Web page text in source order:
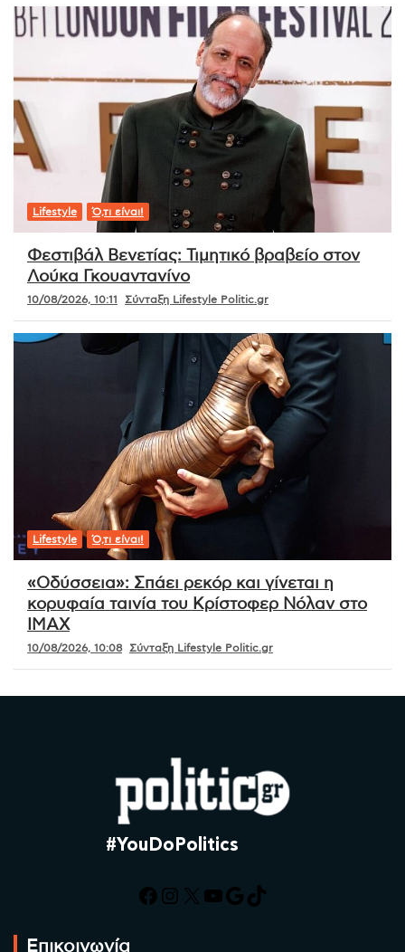
Lifestyle Ό,τι είναι!
Φεστιβάλ Βενετίας: Τιμητικό βραβείο στον
Λούκα Γκουαντανίνο
10/08/2026, 10:11 Σύνταξη Lifestyle Politic.gr
Lifestyle Ό,τι είναι!
«Οδύσσεια»: Σπάει ρεκόρ και γίνεται η
κορυφαία ταινία του Κρίστοφερ Νόλαν στο
IMAX
10/08/2026, 10:08 Σύνταξη Lifestyle Politic.gr
#YouDoPolitics
Facebook
Instagram
X YouTube
Google
TikTok
Επικοινωνία